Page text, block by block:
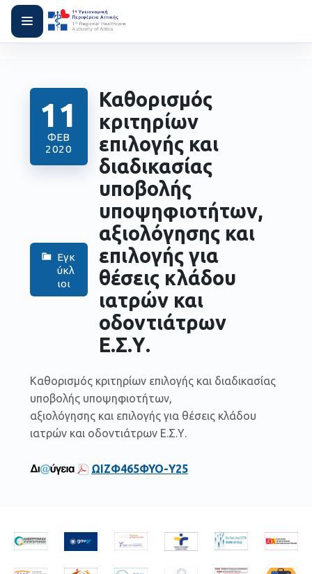
11
ΦΕΒ
2020
Εγκ
ύκλ
ιοι
Καθορισμός
κριτηρίων
επιλογής και
διαδικασίας
υποβολής
υποψηφιοτήτων,
αξιολόγησης και
επιλογής για
θέσεις κλάδου
ιατρών και
οδοντιάτρων
Ε.Σ.Υ.
Καθορισμός κριτηρίων επιλογής και διαδικασίας
υποβολής υποψηφιοτήτων,
αξιολόγησης και επιλογής για θέσεις κλάδου
ιατρών και οδοντιάτρων Ε.Σ.Υ.
ΩΙΖΦ465ΦΥΟ-Υ25